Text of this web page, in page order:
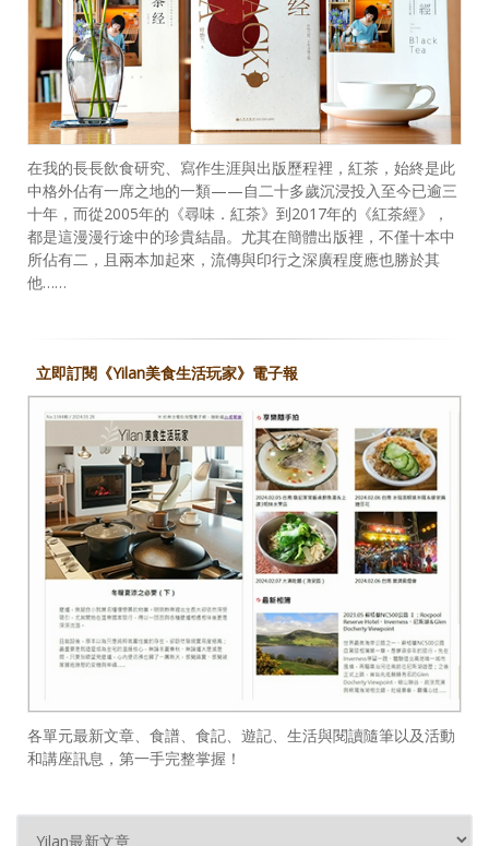
在我的長長飲食研究、寫作生涯與出版歷程裡，紅茶，始終是此
中格外佔有一席之地的一類——自二十多歲沉浸投入至今已逾三
十年，而從2005年的《尋味．紅茶》到2017年的《紅茶經》，
都是這漫漫行途中的珍貴結晶。尤其在簡體出版裡，不僅十本中
所佔有二，且兩本加起來，流傳與印行之深廣程度應也勝於其
他……
立即訂閱《Yilan美食生活玩家》電子報
各單元最新文章、食譜、食記、遊記、生活與閱讀隨筆以及活動
和講座訊息，第一手完整掌握！